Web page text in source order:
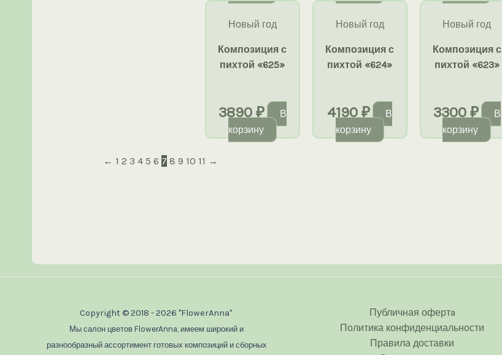
Новый год
Композиция с
пихтой «625»
3890 ₽
В
корзину
Новый год
Композиция с
пихтой «624»
4190₽
В
корзину
Новый год
Композиция с
пихтой «623»
3300 ₽
В
корзину
← 1 2 3 4 5 6 7 8 9 10 11 →
Copyright © 2018 - 2026 "FlowerAnna"
Мы салон цветов FlowerAnna, имеем широкий и
разнообразный ассортимент готовых композиций и сборных
Публичная офертa
Политика конфиденциальности
Правила доставки